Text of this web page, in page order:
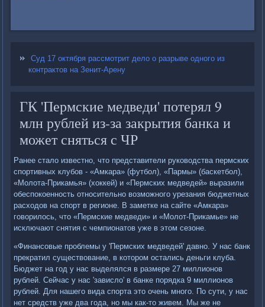
Суд 17 октября рассмотрит дело о разрыве одного из
контрактов на Зенит-Арену
ГК 'Пермские медведи' потерял 9
млн рублей из-за закрытия банка и
может сняться с ЧР
Ранее стало известно, что представители руководства пермских
спортивных клубов - «Амкара» (футбол), «Пармы» (баскетбол),
«Молота-Прикамья» (хоккей) и «Пермских медведей» выразили
обеспокоенность относительно возможного урезания бюджетных
расходов на спорт в регионе. В заметке на сайте «Амкара»
говорилось, что «Пермские медведи» и «Молот-Прикамье» не
исключают снятия с чемпионатов уже в этом сезоне.
«Финансовые проблемы у 'Пермских медведей' давно. У нас банк
прекратил существование, в котором остались деньги клуба.
Бюджет на год у нас выделялся в размере 27 миллионов
рублей. Сейчас у нас 'зависло' в банке порядка 9 миллионов
рублей. Для нашего вида спорта это очень много. По сути, у нас
нет средств уже два года, но мы как-то живем. Мы же не